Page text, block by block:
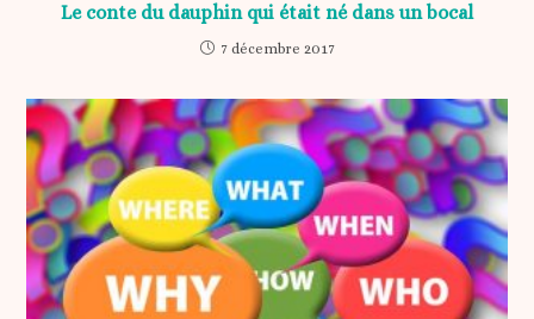
Le conte du dauphin qui était né dans un bocal
7 décembre 2017